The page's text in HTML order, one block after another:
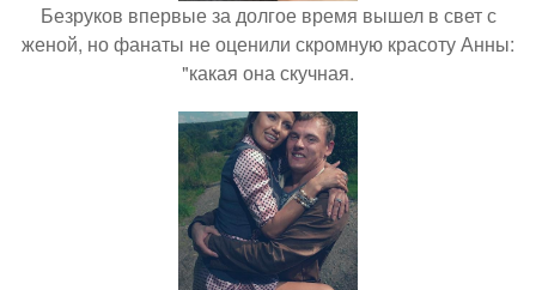
Безруков впервые за долгое время вышел в свет с
женой, но фанаты не оценили скромную красоту Анны:
"какая она скучная.